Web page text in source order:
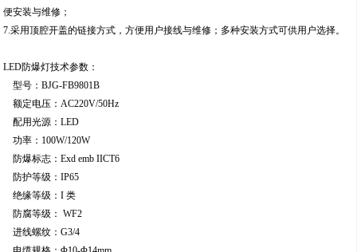
便安装与维修；
7.采用顶腔开盖的链接方式，方便用户接线与维修；多种安装方式可供用户选择。
LED防爆灯技术参数：
型号：BJG-FB9801B
额定电压：AC220V/50Hz
配用光源：LED
功率：100W/120W
防爆标志：Exd emb IICT6
防护等级：IP65
绝缘等级：I 类
防腐等级： WF2
进线螺纹：G3/4